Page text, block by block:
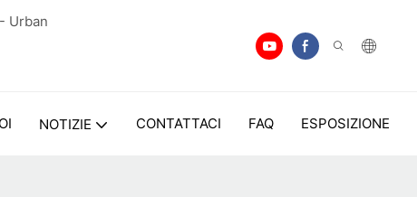
Urban
NOTIZIE CONTATTACI FAQ ESPOSIZIONE